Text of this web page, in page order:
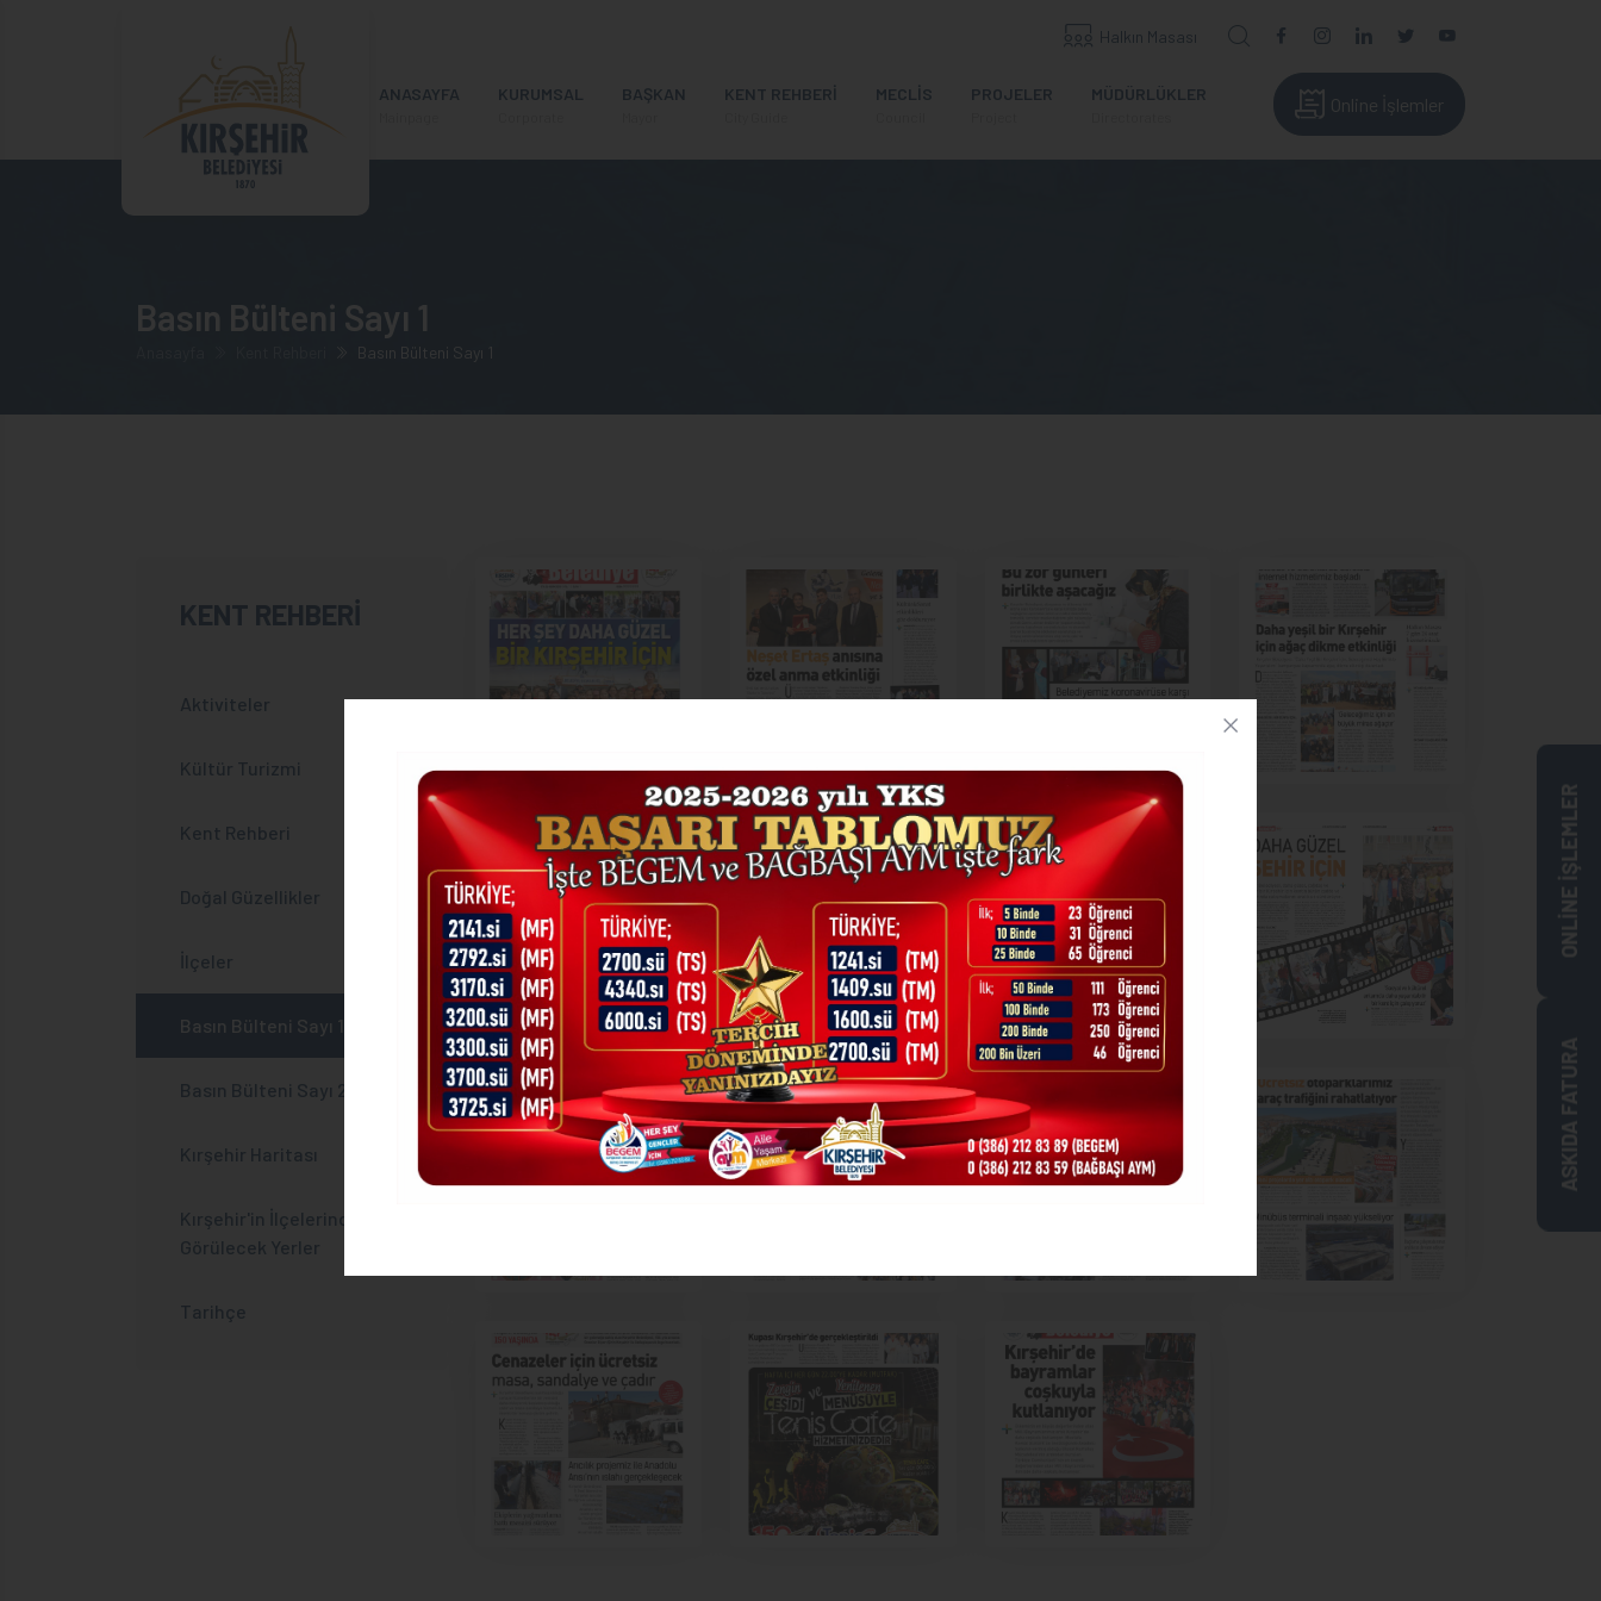
Halkın Masası
ANASAYFA KURUMSAL BAŞKAN KENT REHBERİ MECLİS PROJELER MÜDÜRLÜKLER Online İşlemler
Basın Bülteni Sayı 1
Basın Bülteni Sayı 1
KENT REHBERİ
Aktiviteler
Kültür Turizmi
Kent Rehberi
Doğal Güzellikler
İlçeler
Basın Bülteni Sayı 1
Basın Bülteni Sayı 2
Kırşehir Haritası
Kırşehir'in İlçelerinde
Görülecek Yerler
Tarihçe
ONLİNE İŞLEMLER
ASKIDA FATURA